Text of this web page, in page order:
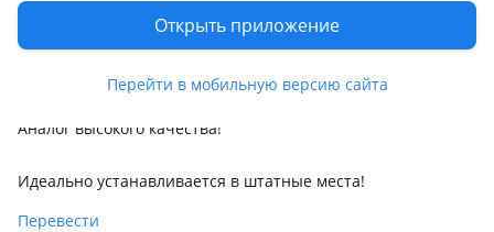
Открыть приложение
Перейти в мобильную версию сайта
— Подиум номерного знака
Есть выход под камеру!
Аналог высокого качества!
Идеально устанавливается в штатные места!
Перевести